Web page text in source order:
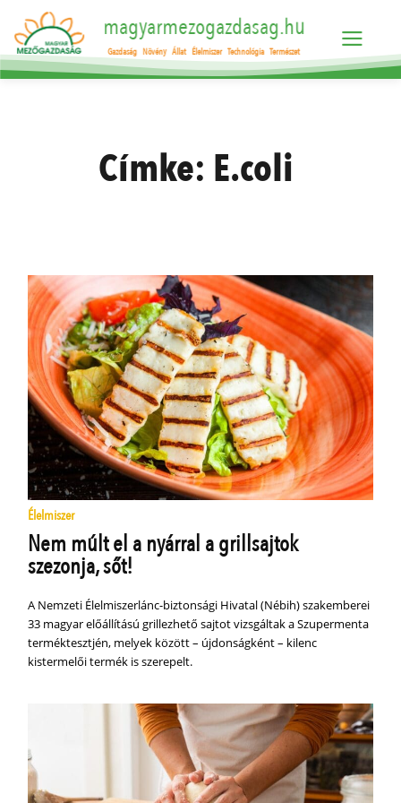
magyarmezogazdasag.hu
Gazdaság Növény Állat Élelmiszer Technológia Természet
Címke: E.coli
Élelmiszer
Nem múlt el a nyárral a grillsajtok
szezonja, sőt!
A Nemzeti Élelmiszerlánc-biztonsági Hivatal (Nébih) szakemberei
33 magyar előállítású grillezhető sajtot vizsgáltak a Szupermenta
terméktesztjén, melyek között – újdonságként – kilenc
kistermelői termék is szerepelt.